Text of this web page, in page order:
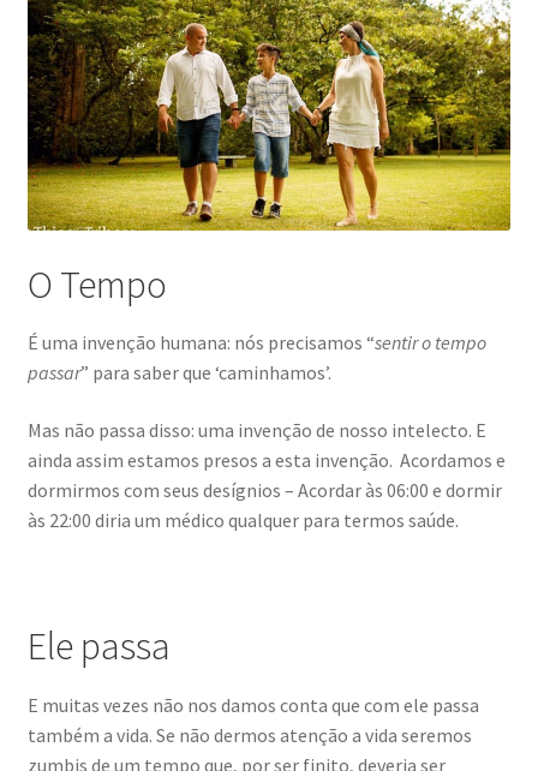
O Tempo
É uma invenção humana: nós precisamos “sentir o tempo
passar” para saber que ‘caminhamos’.
Mas não passa disso: uma invenção de nosso intelecto. E
ainda assim estamos presos a esta invenção. Acordamos e
dormirmos com seus desígnios – Acordar às 06:00 e dormir
às 22:00 diria um médico qualquer para termos saúde.
Ele passa
E muitas vezes não nos damos conta que com ele passa
também a vida. Se não dermos atenção a vida seremos
zumbis de um tempo que, por ser finito, deveria ser